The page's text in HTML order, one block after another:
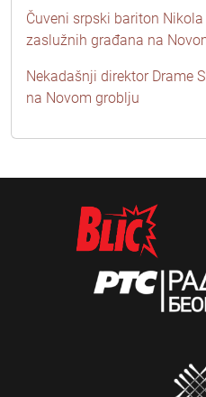
Čuveni srpski bariton
zaslužnih građana na
Nekadašnji direktor Drame
na Novom groblju